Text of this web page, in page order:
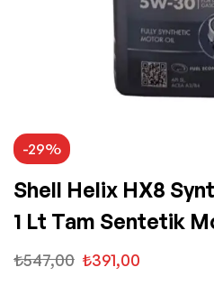
-29%
Shell Helix HX8
1 Lt Tam Sentetik
₺547,00 ₺391,00